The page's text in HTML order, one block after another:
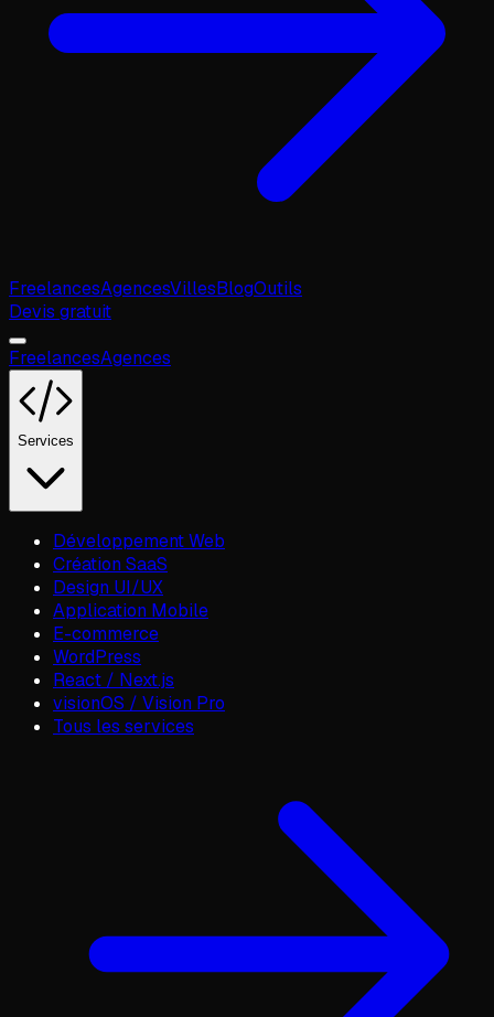
FreelancesAgencesVillesBlogOutils
Devis gratuit
FreelancesAgences
Services
Développement Web
Création SaaS
Design UI/UX
Application Mobile
E-commerce
WordPress
React / Next.js
visionOS / Vision Pro
Tous les services